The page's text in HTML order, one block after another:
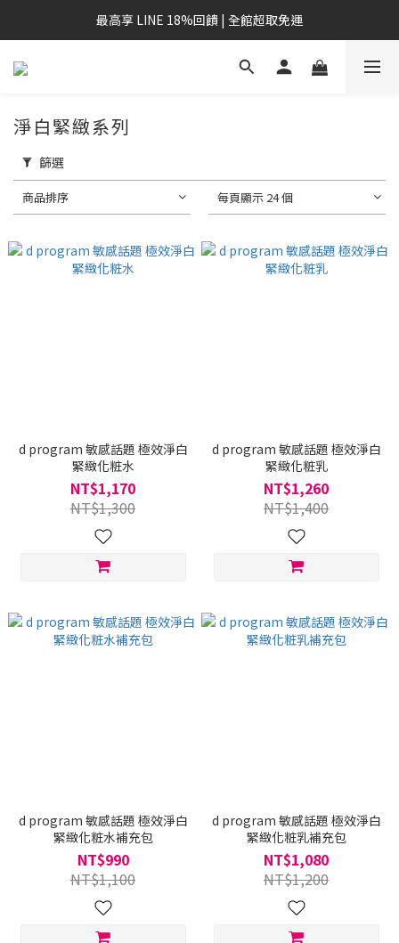
最高享 LINE 18%回饋 | 全館超取免運
淨白緊緻系列
篩選
商品排序 每頁顯示 24 個
d program 敏感話題 極效淨白
緊緻化粧水
NT$1,170
NT$1,300
d program 敏感話題 極效淨白
緊緻化粧乳
NT$1,260
NT$1,400
d program 敏感話題 極效淨白
緊緻化粧水補充包
NT$990
NT$1,100
d program 敏感話題 極效淨白
緊緻化粧乳補充包
NT$1,080
NT$1,200